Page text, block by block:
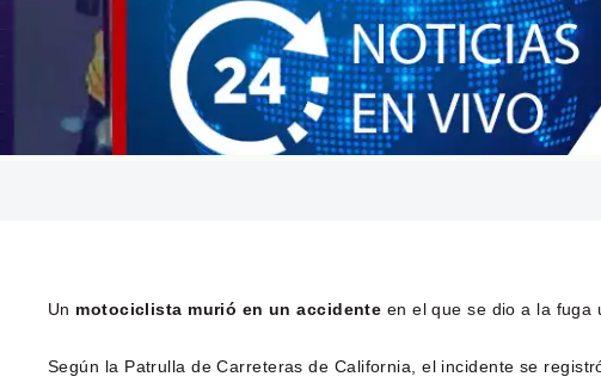
Un motociclista murió en un accidente en el que se dio a la fuga
Según la Patrulla de Carreteras de California, el incidente se